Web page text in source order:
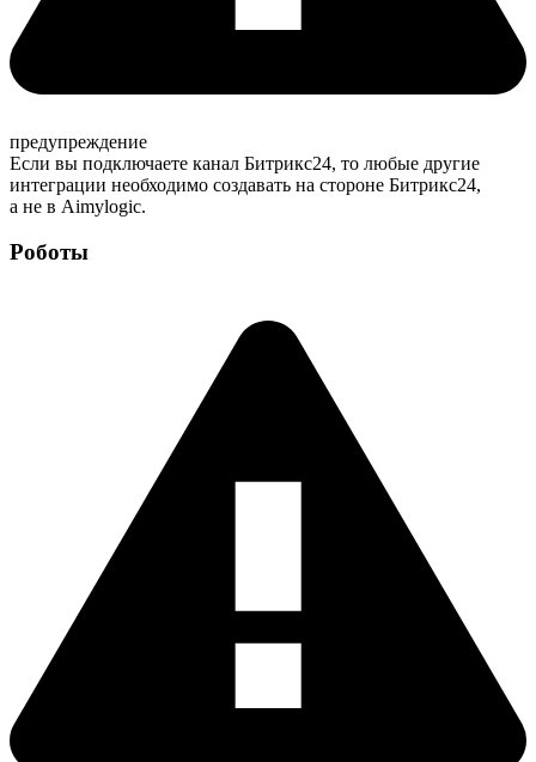
предупреждение
Если вы подключаете канал Битрикс24, то любые другие
интеграции необходимо создавать на стороне Битрикс24,
а не в Aimylogic.
Роботы